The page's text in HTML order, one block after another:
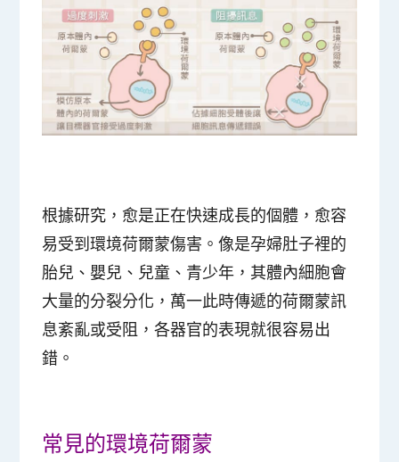
根據研究， 愈是正在快速成長的個體，愈容
易受到環境荷爾蒙傷害 。像是孕婦肚子裡的
胎兒、嬰兒、兒童、青少年 ，其體內細胞會
大量的分裂分化，萬一此時傳遞的荷爾蒙訊
息紊亂或受阻，各器官的表現就很容易出
錯。
常見的環境荷爾蒙